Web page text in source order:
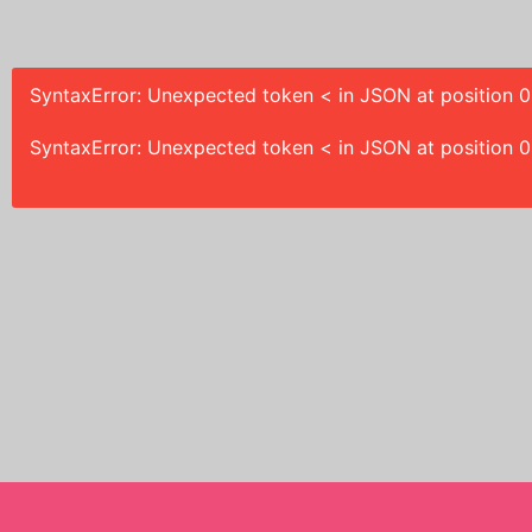
SyntaxError: Unexpected token < in JSON at position 0
SyntaxError: Unexpected token < in JSON at position 0